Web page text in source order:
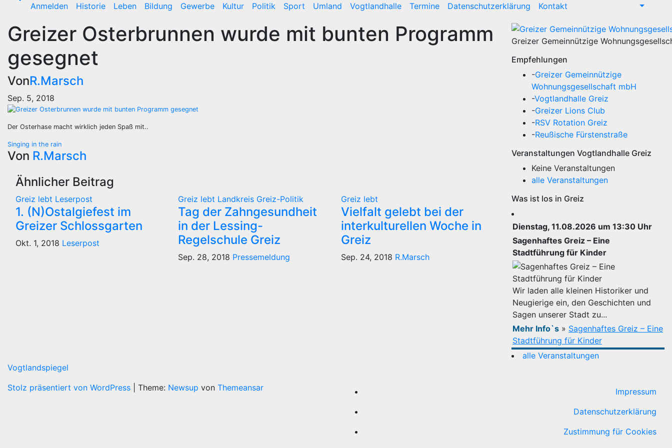
Anmelden Historie Leben Bildung Gewerbe Kultur Politik Sport Umland Vogtlandhalle Termine Datenschutzerklärung Kontakt
Greizer Osterbrunnen wurde mit bunten Programm
gesegnet
VonR.Marsch
Sep. 5, 2018
Der Osterhase macht wirklich jeden Spaß mit..
Beitragsnavigation
Singing in the rain
Von R.Marsch
Ähnlicher Beitrag
Greiz lebt Leserpost
1. (N)Ostalgiefest im
Greizer Schlossgarten
Okt. 1, 2018 Leserpost
Greiz lebt Landkreis Greiz-Politik
Tag der Zahngesundheit
in der Lessing-
Regelschule Greiz
Sep. 28, 2018 Pressemeldung
Greiz lebt
Vielfalt gelebt bei der
interkulturellen Woche in
Greiz
Sep. 24, 2018 R.Marsch
Greizer Gemeinnützige
Empfehlungen
-Greizer Gemeinnützige
Wohnungsgesellschaft mbH
-Vogtlandhalle Greiz
-Greizer Lions Club
-RSV Rotation Greiz
-Reußische Fürstenstraße
Veranstaltungen Vogtlandhalle Greiz
Keine Veranstaltungen
alle Veranstaltungen
Was ist los in Greiz
Dienstag, 11.08.2026 um 13:30 Uhr
Sagenhaftes Greiz – Eine
Stadtführung für Kinder
Wir laden alle kleinen Historiker und
Neugierige ein, den Geschichten und
Sagen unserer Stadt zu...
Mehr Info`s » Sagenhaftes Greiz – Eine
Stadtführung für Kinder
alle Veranstaltungen
Vogtlandspiegel
Stolz präsentiert von WordPress
Theme: Newsup von Themeansar
Impressum
Datenschutzerklärung
Zustimmung für Cookies